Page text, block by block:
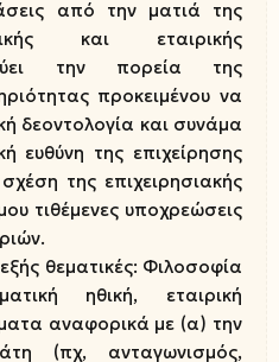
από την ματιά της
και εταιρικής
την πορεία της
προκειμένου να
δεοντολογία και συνάμα
ευθύνη της επιχείρησης
της επιχειρησιακής
τιθέμενες υποχρεώσεις
θεματικές: Φιλοσοφία
ηθική, εταιρική
αναφορικά με (α) την
(πχ, ανταγωνισμός,